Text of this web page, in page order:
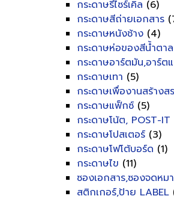
กระดาษรีไซร์เคิล (6)
กระดาษสีถ่ายเอกสาร
กระดาษหนังช้าง (4)
กระดาษห่อของสีน้ำตาล
กระดาษอาร์ตมัน,อาร์ต
กระดาษเทา (5)
กระดาษเพื่องานสร้างส
กระดาษแฟ็กซ์ (5)
กระดาษโน้ต, POST-IT
กระดาษโปสเตอร์ (3)
กระดาษโฟโต้บอร์ด (1)
กระดาษไข (11)
ซองเอกสาร,ซองจดหม
สติกเกอร์,ป้าย LABEL